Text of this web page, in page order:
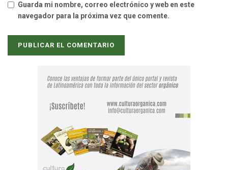
Guarda mi nombre, correo electrónico y web en este
navegador para la próxima vez que comente.